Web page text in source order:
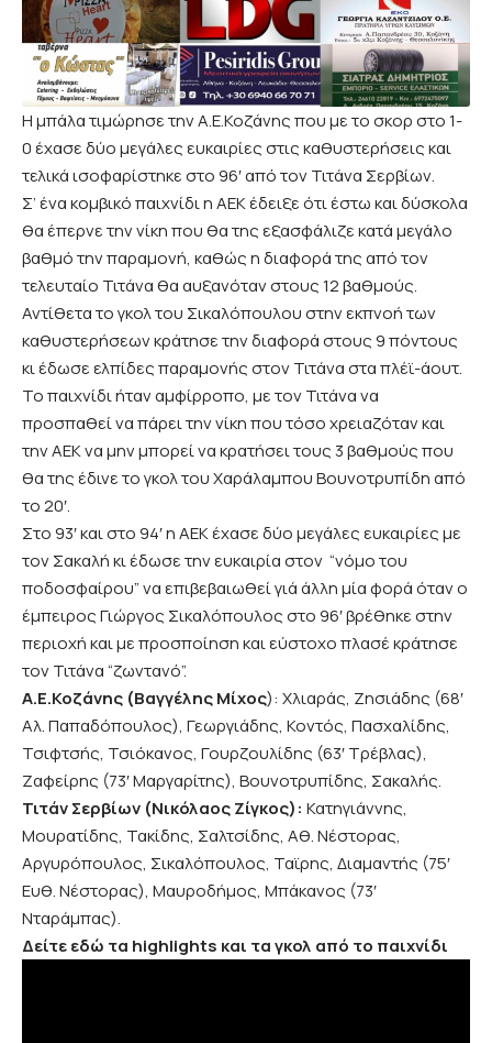
Η μπάλα τιμώρησε την Α.Ε.Κοζάνης που με το σκορ στο 1-
0 έχασε δύο μεγάλες ευκαιρίες στις καθυστερήσεις και
τελικά ισοφαρίστηκε στο 96′ από τον Τιτάνα Σερβίων.
Σ’ ένα κομβικό παιχνίδι η ΑΕΚ έδειξε ότι έστω και δύσκολα
θα έπερνε την νίκη που θα της εξασφάλιζε κατά μεγάλο
βαθμό την παραμονή, καθώς η διαφορά της από τον
τελευταίο Τιτάνα θα αυξανόταν στους 12 βαθμούς.
Αντίθετα το γκολ του Σικαλόπουλου στην εκπνοή των
καθυστερήσεων κράτησε την διαφορά στους 9 πόντους
κι έδωσε ελπίδες παραμονής στον Τιτάνα στα πλέϊ-άουτ.
Το παιχνίδι ήταν αμφίρροπο, με τον Τιτάνα να
προσπαθεί να πάρει την νίκη που τόσο χρειαζόταν και
την ΑΕΚ να μην μπορεί να κρατήσει τους 3 βαθμούς που
θα της έδινε το γκολ του Χαράλαμπου Βουνοτρυπίδη από
το 20′.
Στο 93′ και στο 94′ η ΑΕΚ έχασε δύο μεγάλες ευκαιρίες με
τον Σακαλή κι έδωσε την ευκαιρία στον “νόμο του
ποδοσφαίρου” να επιβεβαιωθεί γιά άλλη μία φορά όταν ο
έμπειρος Γιώργος Σικαλόπουλος στο 96′ βρέθηκε στην
περιοχή και με προσποίηση και εύστοχο πλασέ κράτησε
τον Τιτάνα “ζωντανό”.
Α.Ε.Κοζάνης (Βαγγέλης Μίχος): Χλιαράς, Ζησιάδης (68′
Αλ. Παπαδόπουλος), Γεωργιάδης, Κοντός, Πασχαλίδης,
Τσιφτσής, Τσιόκανος, Γουρζουλίδης (63′ Τρέβλας),
Ζαφείρης (73′ Μαργαρίτης), Βουνοτρυπίδης, Σακαλής.
Τιτάν Σερβίων (Νικόλαος Ζίγκος): Κατηγιάννης,
Μουρατίδης, Τακίδης, Σαλτσίδης, Αθ. Νέστορας,
Αργυρόπουλος, Σικαλόπουλος, Ταϊρης, Διαμαντής (75′
Ευθ. Νέστορας), Μαυροδήμος, Μπάκανος (73′
Νταράμπας).
Δείτε εδώ τα highlights και τα γκολ από το παιχνίδι